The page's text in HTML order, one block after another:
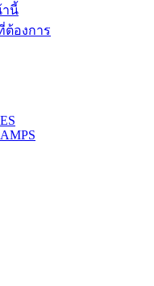
นี้
ต้องการ